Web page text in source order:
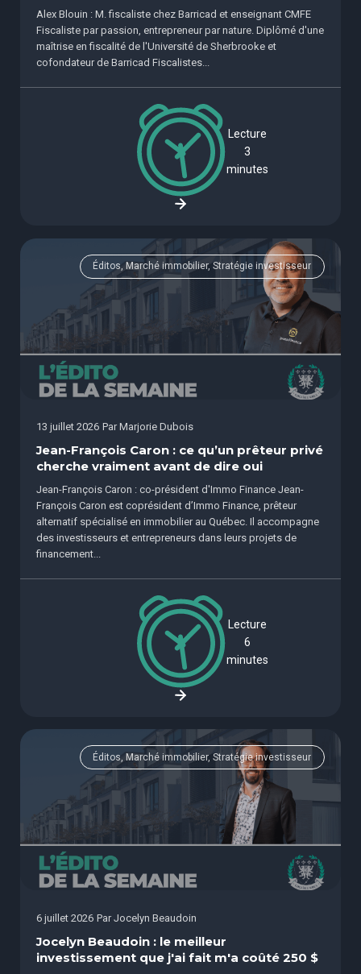
Alex Blouin : M. fiscaliste chez Barricad et enseignant CMFE
Fiscaliste par passion, entrepreneur par nature. Diplômé d'une
maîtrise en fiscalité de l'Université de Sherbrooke et
cofondateur de Barricad Fiscalistes...
Lecture
3
minutes
Éditos, Marché immobilier, Stratégie investisseur
13 juillet 2026 Par Marjorie Dubois
Jean-François Caron : ce qu’un prêteur privé
cherche vraiment avant de dire oui
Jean-François Caron : co-président d'Immo Finance Jean-
François Caron est coprésident d’Immo Finance, prêteur
alternatif spécialisé en immobilier au Québec. Il accompagne
des investisseurs et entrepreneurs dans leurs projets de
financement...
Lecture
6
minutes
Éditos, Marché immobilier, Stratégie investisseur
6 juillet 2026 Par Jocelyn Beaudoin
Jocelyn Beaudoin : le meilleur
investissement que j'ai fait m'a coûté 250 $